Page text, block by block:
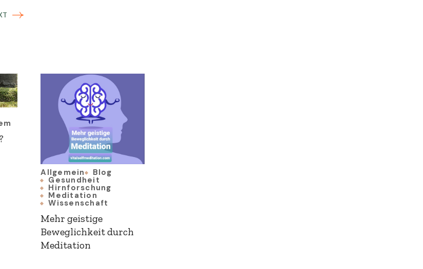
Allgemein Blog
Gesundheit
Hirnforschung
Meditation
Wissenschaft
Mehr geistige
Beweglichkeit durch
Meditation